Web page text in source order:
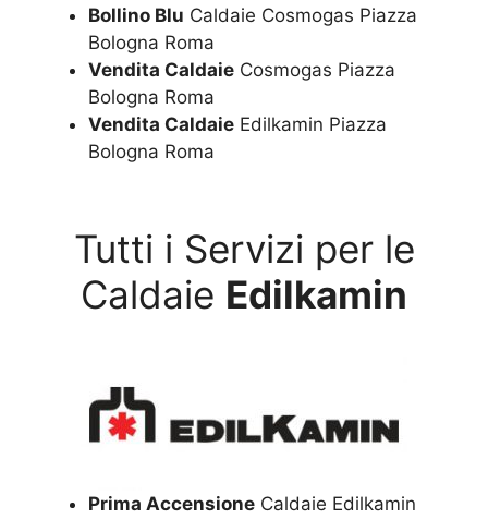
Bollino Blu Caldaie Cosmogas Piazza
Bologna Roma
Vendita Caldaie Cosmogas Piazza
Bologna Roma
Vendita Caldaie Edilkamin Piazza
Bologna Roma
Tutti i Servizi per le
Caldaie Edilkamin
Prima Accensione Caldaie Edilkamin